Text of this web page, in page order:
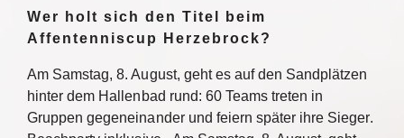
Wer holt sich den Titel beim
Affentenniscup Herzebrock?
Am Samstag, 8. August, geht es auf den Sandplätzen
hinter dem Hallenbad rund: 60 Teams treten in
Gruppen gegeneinander und feiern später ihre Sieger.